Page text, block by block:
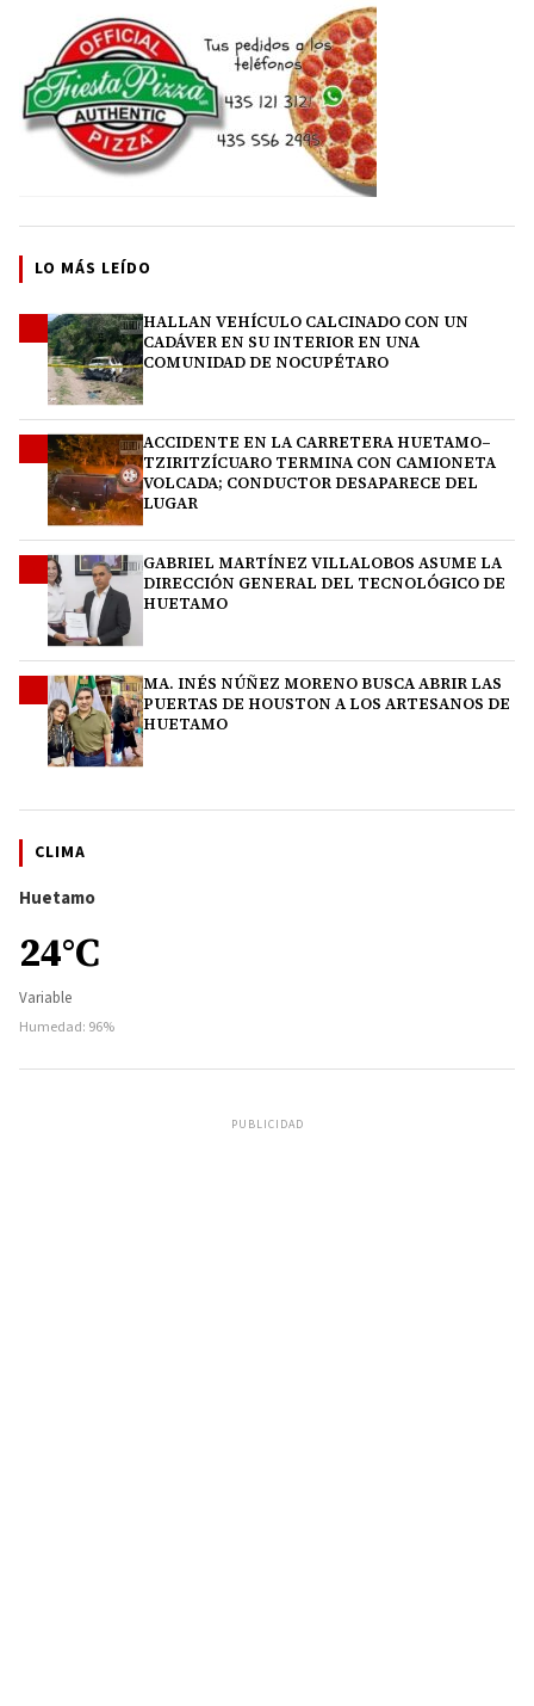
LO MÁS LEÍDO
HALLAN VEHÍCULO CALCINADO CON UN
CADÁVER EN SU INTERIOR EN UNA
COMUNIDAD DE NOCUPÉTARO
ACCIDENTE EN LA CARRETERA HUETAMO–
TZIRITZÍCUARO TERMINA CON CAMIONETA
VOLCADA; CONDUCTOR DESAPARECE DEL
LUGAR
GABRIEL MARTÍNEZ VILLALOBOS ASUME LA
DIRECCIÓN GENERAL DEL TECNOLÓGICO DE
HUETAMO
MA. INÉS NÚÑEZ MORENO BUSCA ABRIR LAS
PUERTAS DE HOUSTON A LOS ARTESANOS DE
HUETAMO
CLIMA
Huetamo
24°C
Variable
Humedad: 96%
PUBLICIDAD